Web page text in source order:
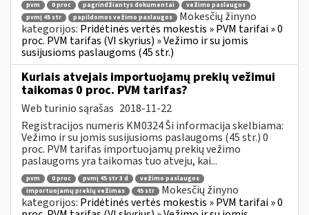
pvm 0 proc pagrindžiantys dokumentai
vežimo paslaugos
pvmį 45 str
papildomos vežimo paslaugos
Mokesčių žinyno
kategorijos: Pridėtinės vertės mokestis » PVM tarifai » 0
proc. PVM tarifas (VI skyrius) » Vežimo ir su jomis
susijusioms paslaugoms (45 str.)
Kuriais atvejais importuojamų prekių vežimui
taikomas 0 proc. PVM tarifas?
Web turinio sąrašas 2018-11-22
Registracijos numeris KM0324 Ši informacija skelbiama:
Vežimo ir su jomis susijusioms paslaugoms (45 str.) 0
proc. PVM tarifas importuojamų prekių vežimo
paslaugoms yra taikomas tuo atveju, kai...
pvm 0 proc pvmį 45 str 3 d
vežimo paslaugos
importuojamų prekių vežimas
45 str
Mokesčių žinyno
kategorijos: Pridėtinės vertės mokestis » PVM tarifai » 0